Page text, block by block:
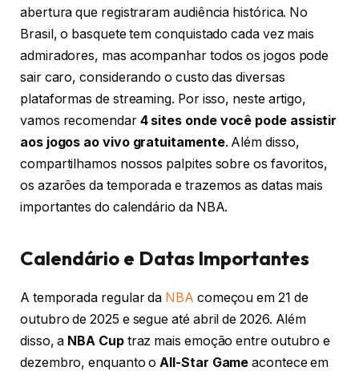
abertura que registraram audiência histórica. No
Brasil, o basquete tem conquistado cada vez mais
admiradores, mas acompanhar todos os jogos pode
sair caro, considerando o custo das diversas
plataformas de streaming. Por isso, neste artigo,
vamos recomendar 4 sites onde você pode assistir
aos jogos ao vivo gratuitamente. Além disso,
compartilhamos nossos palpites sobre os favoritos,
os azarões da temporada e trazemos as datas mais
importantes do calendário da NBA.
Calendário e Datas Importantes
A temporada regular da NBA começou em 21 de
outubro de 2025 e segue até abril de 2026. Além
disso, a NBA Cuptraz mais emoção entre outubro e
dezembro, enquanto o All-Star Game acontece em